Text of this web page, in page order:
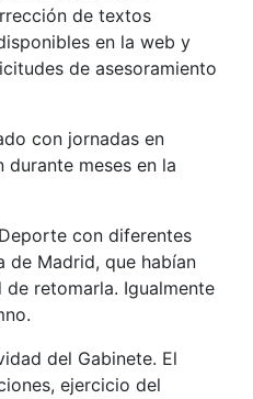
de textos
en la web y
de asesoramiento
con jornadas en
meses en la
con diferentes
de Madrid, que habían
retomarla. Igualmente
del Gabinete. El
ejercicio del